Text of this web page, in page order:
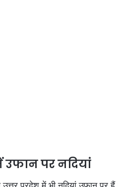
उफान पर नदियां